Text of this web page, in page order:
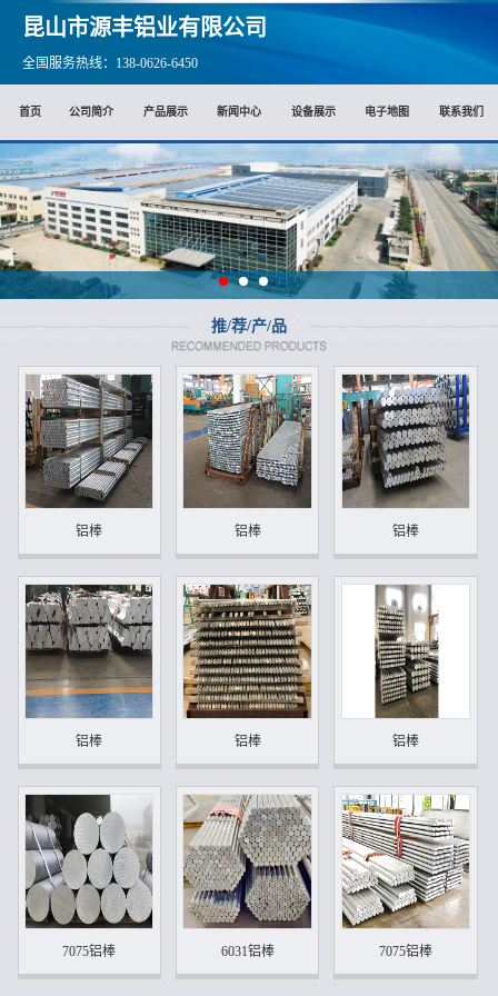
昆山市源丰铝业有限公司
全国服务热线：138-0626-6450
首页 公司简介 产品展示 新闻中心 设备展示 电子地图 联系我们
推/荐/产/品
铝棒 铝棒 铝棒
铝棒 铝棒 铝棒
7075铝棒 6031铝棒 7075铝棒